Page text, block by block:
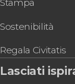
Stadio Riyadh
Tour della
Madrid
Biglietti per il
Biglietti per il
Visita guidata
Stampa
Sostenibilità
Regala Civitatis
Lasciati